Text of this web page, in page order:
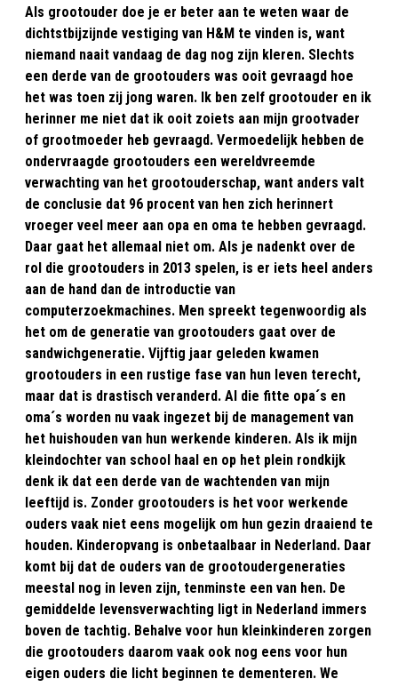
Als grootouder doe je er beter aan te weten waar de
dichtstbijzijnde vestiging van H&M te vinden is, want
niemand naait vandaag de dag nog zijn kleren. Slechts
een derde van de grootouders was ooit gevraagd hoe
het was toen zij jong waren. Ik ben zelf grootouder en ik
herinner me niet dat ik ooit zoiets aan mijn grootvader
of grootmoeder heb gevraagd. Vermoedelijk hebben de
ondervraagde grootouders een wereldvreemde
verwachting van het grootouderschap, want anders valt
de conclusie dat 96 procent van hen zich herinnert
vroeger veel meer aan opa en oma te hebben gevraagd.
Daar gaat het allemaal niet om. Als je nadenkt over de
rol die grootouders in 2013 spelen, is er iets heel anders
aan de hand dan de introductie van
computerzoekmachines. Men spreekt tegenwoordig als
het om de generatie van grootouders gaat over de
sandwichgeneratie. Vijftig jaar geleden kwamen
grootouders in een rustige fase van hun leven terecht,
maar dat is drastisch veranderd. Al die fitte opa´s en
oma´s worden nu vaak ingezet bij de management van
het huishouden van hun werkende kinderen. Als ik mijn
kleindochter van school haal en op het plein rondkijk
denk ik dat een derde van de wachtenden van mijn
leeftijd is. Zonder grootouders is het voor werkende
ouders vaak niet eens mogelijk om hun gezin draaiend te
houden. Kinderopvang is onbetaalbaar in Nederland. Daar
komt bij dat de ouders van de grootoudergeneraties
meestal nog in leven zijn, tenminste een van hen. De
gemiddelde levensverwachting ligt in Nederland immers
boven de tachtig. Behalve voor hun kleinkinderen zorgen
die grootouders daarom vaak ook nog eens voor hun
eigen ouders die licht beginnen te dementeren. We